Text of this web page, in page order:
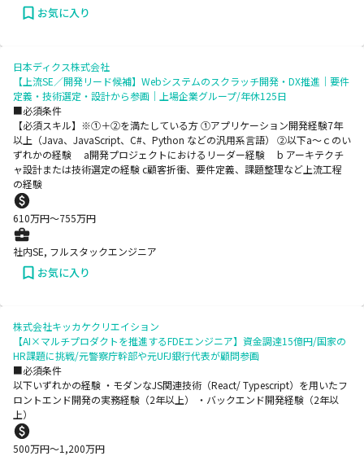
お気に入り
日本ディクス株式会社
【上流SE／開発リード候補】Webシステムのスクラッチ開発・DX推進｜要件
定義・技術選定・設計から参画｜上場企業グループ/年休125日
■必須条件
【必須スキル】※①＋②を満たしている方 ①アプリケーション開発経験7年
以上（Java、JavaScript、C#、Python などの汎用系言語） ②以下a～ｃのい
ずれかの経験 a開発プロジェクトにおけるリーダー経験 b アーキテクチ
ャ設計または技術選定の経験 c顧客折衝、要件定義、課題整理など上流工程
の経験
610万円〜755万円
社内SE, フルスタックエンジニア
お気に入り
株式会社キッカケクリエイション
【AI×マルチプロダクトを推進するFDEエンジニア】資金調達15億円/国家の
HR課題に挑戦/元警察庁幹部や元UFJ銀行代表が顧問参画
■必須条件
以下いずれかの経験 ・モダンなJS関連技術（React/ Typescript）を用いたフ
ロントエンド開発の実務経験（2年以上） ・バックエンド開発経験（2年以
上）
500万円〜1,200万円